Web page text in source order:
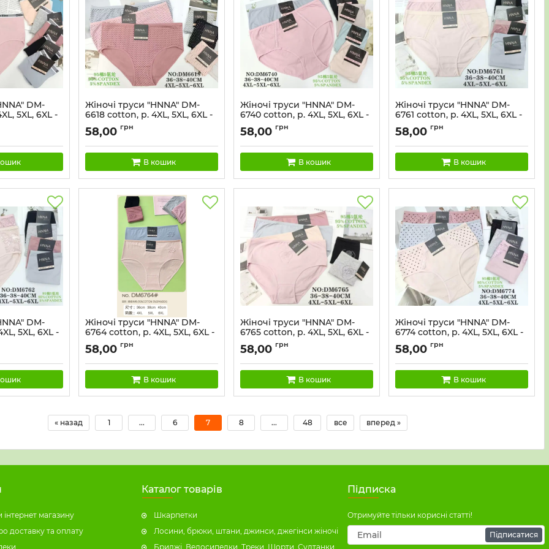
DM-
5XL, 6XL -
-асорті -
-уп. 12 шт
Жіночі труси "HNNA" DM-
6618 cotton, р. 4XL, 5XL, 6XL -
(50-52, 52-54, 54-56) -асорті -
(Однотонні в крапочки) -уп.
12 шт
58,00 грн
В кошик
Жіночі труси "HNNA" DM-
6740 cotton, р. 4XL, 5XL, 6XL -
(50-52, 52-54, 54-56) -асорті -
(Однотонні +спереду дві
вставки) -уп. 12 шт
58,00 грн
В кошик
Жіночі труси "HNNA" DM-
6761 cotton, р. 4XL, 5XL, 6XL -
(50-52, 52-54, 54-56) -асорті -
(Однотонні +спереду
вузенькі вставки з сіткою)
-уп. 12 шт
58,00 грн
В кошик
DM-
5XL, 6XL -
-асорті -
-уп. 12
Жіночі труси "HNNA" DM-
6764 cotton, р. 4XL, 5XL, 6XL -
(50-52, 52-54, 54-56) -асорті -
(Однотонні + збоку квіточка)
-уп. 12 шт
58,00 грн
В кошик
Жіночі труси "HNNA" DM-
6765 cotton, р. 4XL, 5XL, 6XL -
(50-52, 52-54, 54-56) -асорті -
(Однотонні +спереду
вишивка) -уп. 12 шт
58,00 грн
В кошик
Жіночі труси "HNNA" DM-
6774 cotton, р. 4XL, 5XL, 6XL -
(50-52, 52-54, 54-56) -асорті -
(Однотонні +з боків на
вставках дрібні серця) -уп. 12
шт
58,00 грн
В кошик
« назад 1 ... 6 7 8 ... 48 все вперед »
магазину
доставку та оплату
Каталог товарів
Шкарпетки
Лосини, брюки, штани, джинси, джегінси жіночі
Бриджі, Велосипедки, Треки, Шорти, Султанки
Підписка
Отримуйте тільки корисні статті!
Підписатися